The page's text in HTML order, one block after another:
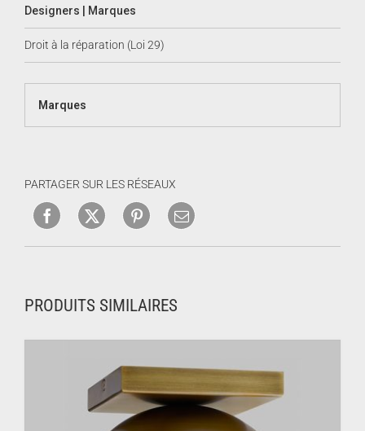
Designers | Marques
Droit à la réparation (Loi 29)
Marques
PARTAGER SUR LES RÉSEAUX
PRODUITS SIMILAIRES